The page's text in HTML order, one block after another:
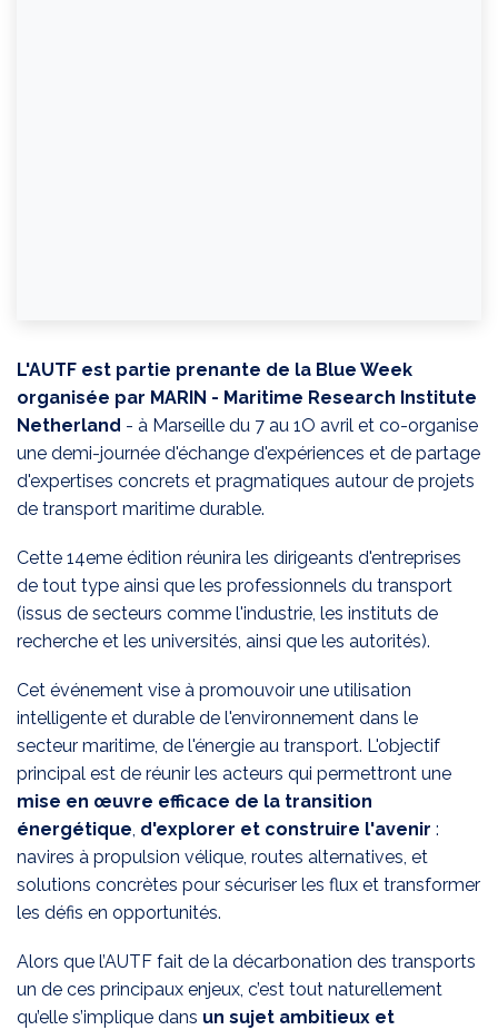
L'AUTF est partie prenante de la Blue Week
organisée par MARIN - Maritime Research Institute
Netherland - à Marseille du 7 au 1O avril et co-organise
une demi-journée d'échange d'expériences et de partage
d'expertises concrets et pragmatiques autour de projets
de transport maritime durable.
Cette 14eme édition réunira les dirigeants d'entreprises
de tout type ainsi que les professionnels du transport
(issus de secteurs comme l'industrie, les instituts de
recherche et les universités, ainsi que les autorités).
Cet événement vise à promouvoir une utilisation
intelligente et durable de l'environnement dans le
secteur maritime, de l'énergie au transport. L'objectif
principal est de réunir les acteurs qui permettront une
mise en œuvre efficace de la transition
énergétique, d'explorer et construire l'avenir :
navires à propulsion vélique, routes alternatives, et
solutions concrètes pour sécuriser les flux et transformer
les défis en opportunités.
Alors que l’AUTF fait de la décarbonation des transports
un de ces principaux enjeux, c’est tout naturellement
qu’elle s’implique dans un sujet ambitieux et